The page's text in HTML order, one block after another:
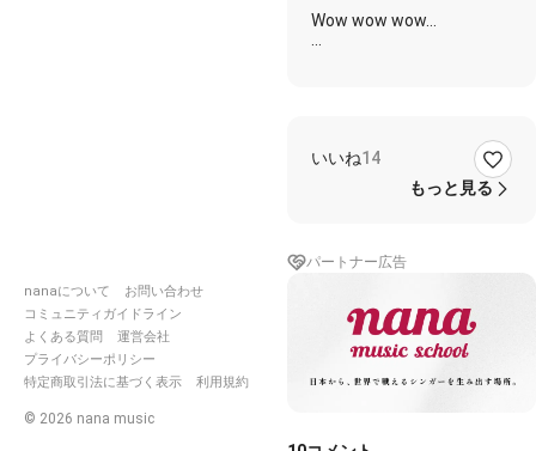
nanaについて
お問い合わせ
コミュニティガイドライン
よくある質問
運営会社
プライバシーポリシー
特定商取引法に基づく表示
利用規約
© 2026 nana music
Wow wow wow…
Kissをしたり 抱き合った
傷つけ合う悲しみも
いつかありのままに
愛せるように
Time goes by…
いいね14
もっと見る
パートナー広告